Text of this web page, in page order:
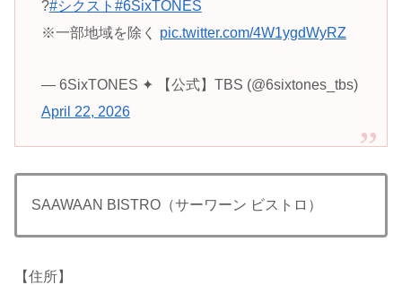
?#シクスト #6SixTONES
※一部地域を除く pic.twitter.com/4W1ygdWyRZ
— 6SixTONES ✦ 【公式】TBS (@6sixtones_tbs)
April 22, 2026
SAAWAAN BISTRO（サーワーン ビストロ）
【住所】